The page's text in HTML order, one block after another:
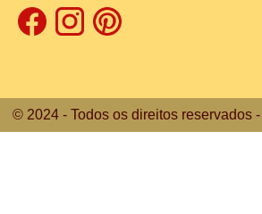
© 2024 - Todos os direitos reservados